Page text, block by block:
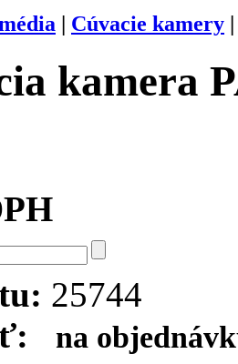
Cúvacie kamery
kamera
25744
na